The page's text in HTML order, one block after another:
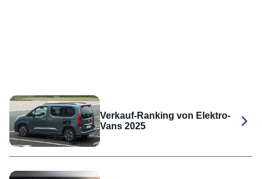
Verkauf-Ranking von Elektro-
Vans 2025